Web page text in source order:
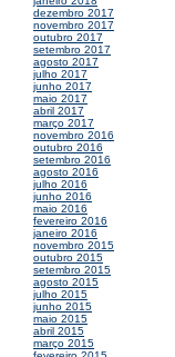
dezembro 2017
novembro 2017
outubro 2017
setembro 2017
agosto 2017
julho 2017
junho 2017
maio 2017
abril 2017
março 2017
novembro 2016
outubro 2016
setembro 2016
agosto 2016
julho 2016
junho 2016
maio 2016
fevereiro 2016
janeiro 2016
novembro 2015
outubro 2015
setembro 2015
agosto 2015
julho 2015
junho 2015
maio 2015
abril 2015
março 2015